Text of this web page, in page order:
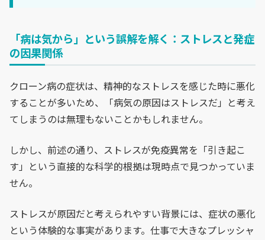
「病は気から」という誤解を解く：ストレスと発症
の因果関係
クローン病の症状は、精神的なストレスを感じた時に悪化
することが多いため、「病気の原因はストレスだ」と考え
てしまうのは無理もないことかもしれません。
しかし、前述の通り、ストレスが免疫異常を「引き起こ
す」という直接的な科学的根拠は現時点で見つかっていま
せん。
ストレスが原因だと考えられやすい背景には、症状の悪化
という体験的な事実があります。仕事で大きなプレッシャ